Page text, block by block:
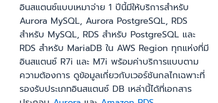
อินสแตนซ์แบบเหมาจ่าย 1 ปีนี้มีให้บริการสำหรับ
Aurora MySQL, Aurora PostgreSQL, RDS
สำหรับ MySQL, RDS สำหรับ PostgreSQL และ
RDS สำหรับ MariaDB ใน AWS Region ทุกแห่งที่มี
อินสแตนซ์ R7i และ M7i พร้อมค่าบริการแบบตาม
ความต้องการ ดูข้อมูลเกี่ยวกับเวอร์ชันกลไกเฉพาะที่
รองรับประเภทอินสแตนซ์ DB เหล่านี้ได้ที่เอกสาร